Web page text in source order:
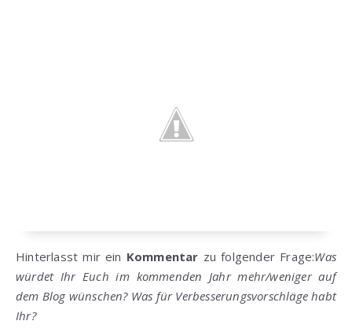
Hinterlasst mir ein Kommentar zu folgender Frage:Was
würdet Ihr Euch im kommenden Jahr mehr/weniger auf
dem Blog wünschen? Was für Verbesserungsvorschläge habt
Ihr?